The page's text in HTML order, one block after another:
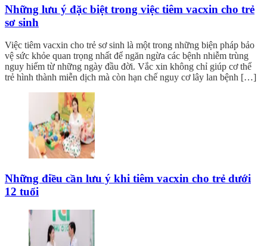
Những lưu ý đặc biệt trong việc tiêm vacxin cho trẻ
sơ sinh
Việc tiêm vacxin cho trẻ sơ sinh là một trong những biện pháp bảo
vệ sức khỏe quan trọng nhất để ngăn ngừa các bệnh nhiễm trùng
nguy hiểm từ những ngày đầu đời. Vắc xin không chỉ giúp cơ thể
trẻ hình thành miễn dịch mà còn hạn chế nguy cơ lây lan bệnh […]
Những điều cần lưu ý khi tiêm vacxin cho trẻ dưới
12 tuổi